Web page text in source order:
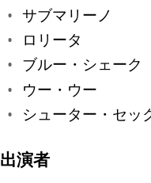
サブマリーノ
ロリータ
ブルー・シェーク
ウー・ウー
シューター・セッ
出演者